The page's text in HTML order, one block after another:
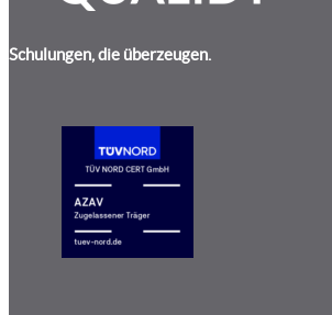
Schulungen, die überzeugen.